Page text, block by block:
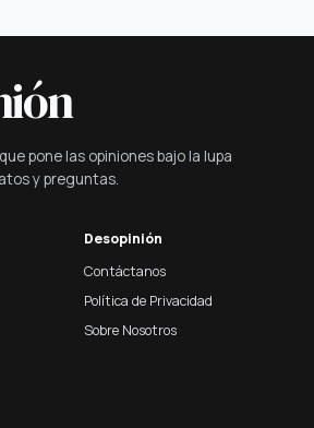
pone las opiniones bajo la lupa
y preguntas.
Desopinión
Contáctanos
Política de Privacidad
Sobre Nosotros